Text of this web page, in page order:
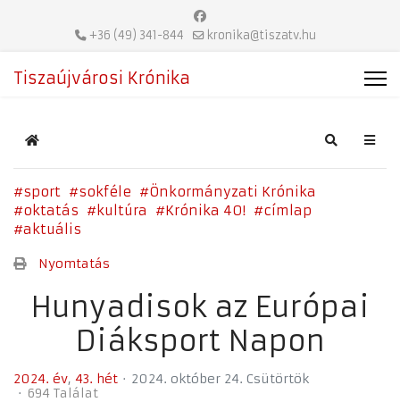
+36 (49) 341-844 kronika@tiszatv.hu
Tiszaújvárosi Krónika
Home Search
sport sokféle
Önkormányzati Krónika
oktatás
kultúra Krónika 40!
címlap
aktuális
Nyomtatás
Hunyadisok az Európai
Diáksport Napon
2024. év 43. hét
2024. október 24. Csütörtök
694 Találat